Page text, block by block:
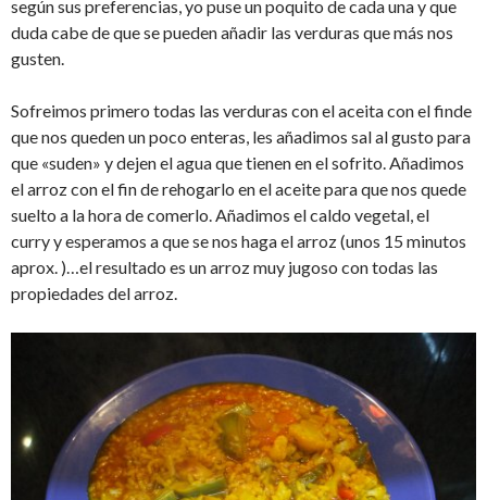
según sus preferencias, yo puse un poquito de cada una y que
duda cabe de que se pueden añadir las verduras que más nos
gusten.
Sofreimos primero todas las verduras con el aceita con el finde
que nos queden un poco enteras, les añadimos sal al gusto para
que «suden» y dejen el agua que tienen en el sofrito. Añadimos
el arroz con el fin de rehogarlo en el aceite para que nos quede
suelto a la hora de comerlo. Añadimos el caldo vegetal, el
curry y esperamos a que se nos haga el arroz (unos 15 minutos
aprox. )…el resultado es un arroz muy jugoso con todas las
propiedades del arroz.